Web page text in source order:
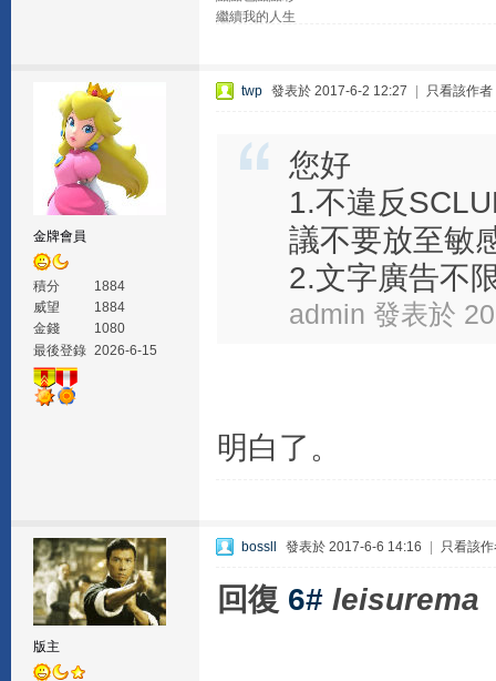
繼續我的人生
金牌會員
積分
1884
威望
1884
金錢
1080
最後登錄 2026-6-15
twp 發表於 2017-6-2 12:27 只看該作者
您好
1.不違反
議不要放至敏
2.文字廣告不
admin 發表於
明白了。
版主
bossll 發表於 2017-6-6 14:16 只看該
回復 6# leisurema